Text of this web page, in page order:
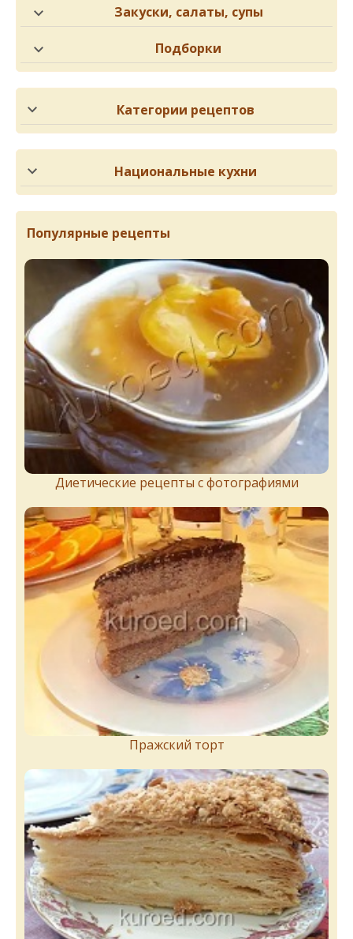
Закуски, салаты, супы
Подборки
Категории рецептов
Национальные кухни
Популярные рецепты
Диетические рецепты с фотографиями
Пражский торт